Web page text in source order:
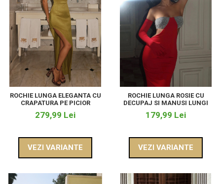
ROCHIE LUNGA ELEGANTA CU
CRAPATURA PE PICIOR
279,99 Lei
VEZI VARIANTE
ROCHIE LUNGA ROSIE CU
DECUPAJ SI MANUSI LUNGI
179,99 Lei
VEZI VARIANTE